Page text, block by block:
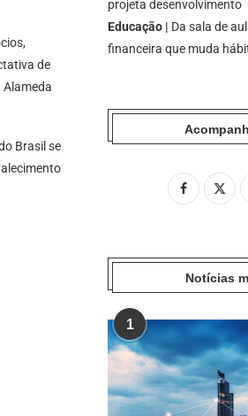
de
Brasil se
projeta desenvolvimento
Educação | Da sala de
financeira que muda
Notícias
1